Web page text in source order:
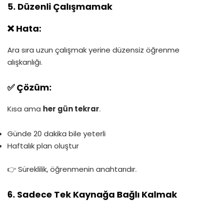
5. Düzenli Çalışmamak
❌ Hata:
Ara sıra uzun çalışmak yerine düzensiz öğrenme
alışkanlığı.
✅ Çözüm:
Kısa ama her gün tekrar.
Günde 20 dakika bile yeterli
Haftalık plan oluştur
👉 Süreklilik, öğrenmenin anahtarıdır.
6. Sadece Tek Kaynağa Bağlı Kalmak